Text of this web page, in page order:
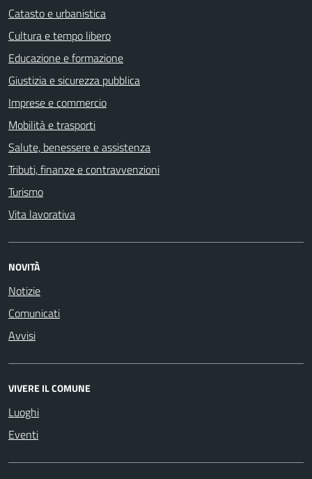
Catasto e urbanistica
Cultura e tempo libero
Educazione e formazione
Giustizia e sicurezza pubblica
Imprese e commercio
Mobilità e trasporti
Salute, benessere e assistenza
Tributi, finanze e contravvenzioni
Turismo
Vita lavorativa
NOVITÀ
Notizie
Comunicati
Avvisi
VIVERE IL COMUNE
Luoghi
Eventi